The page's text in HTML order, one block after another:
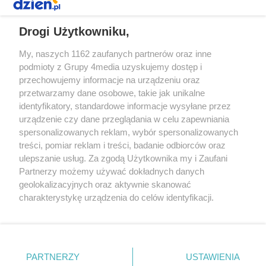
Redakcja Reklama Prywatność
Praca Łódź
the:protocol
Facebook.com
Youtube.com
Drogi Użytkowniku,
My, naszych 1162 zaufanych partnerów oraz inne
podmioty z Grupy 4media uzyskujemy dostęp i
przechowujemy informacje na urządzeniu oraz
przetwarzamy dane osobowe, takie jak unikalne
identyfikatory, standardowe informacje wysyłane przez
urządzenie czy dane przeglądania w celu zapewniania
spersonalizowanych reklam, wybór spersonalizowanych
treści, pomiar reklam i treści, badanie odbiorców oraz
ulepszanie usług. Za zgodą Użytkownika my i Zaufani
Partnerzy możemy używać dokładnych danych
geolokalizacyjnych oraz aktywnie skanować
charakterystykę urządzenia do celów identyfikacji.
zmienić/wycofać klikając przycisk ustawień prywatności
znajdujący się w lewym dolnym rogu strony
. Niektóre
PARTNERZY USTAWIENIA